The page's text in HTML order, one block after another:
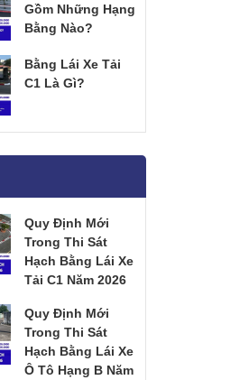
Gồm Những Hạng
Bằng Nào?
Bằng Lái Xe Tải
C1 Là Gì?
Quy Định Mới
Trong Thi Sát
Hạch Bằng Lái Xe
Tải C1 Năm 2026
Quy Định Mới
Trong Thi Sát
Hạch Bằng Lái Xe
Ô Tô Hạng B Năm